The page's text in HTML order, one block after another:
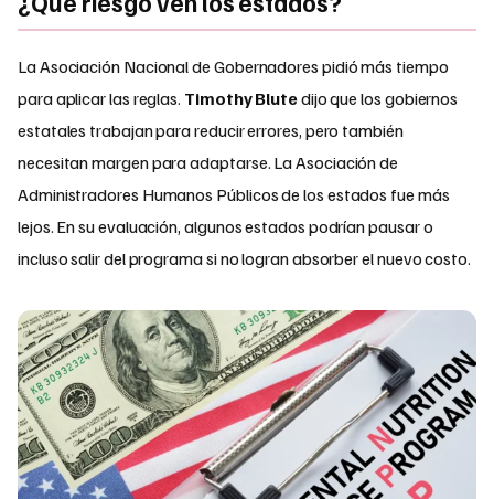
La Asociación Nacional de Gobernadores pidió más tiempo
para aplicar las reglas. Timothy Blutedijo que los gobiernos
estatales trabajan para reducir errores, pero también
necesitan margen para adaptarse. La Asociación de
Administradores Humanos Públicos de los estados fue más
lejos. En su evaluación, algunos estados podrían pausar o
incluso salir del programa si no logran absorber el nuevo costo.